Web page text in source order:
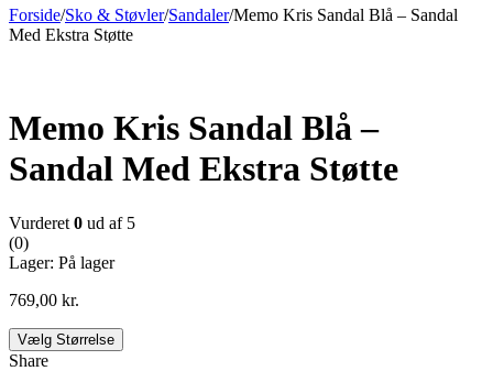
Forside/Sko & Støvler/Sandaler/Memo Kris Sandal Blå – Sandal
Med Ekstra Støtte
Memo Kris Sandal Blå –
Sandal Med Ekstra Støtte
Vurderet 0 ud af 5
(0)
Lager: På lager
769,00 kr.
Vælg Størrelse
Share